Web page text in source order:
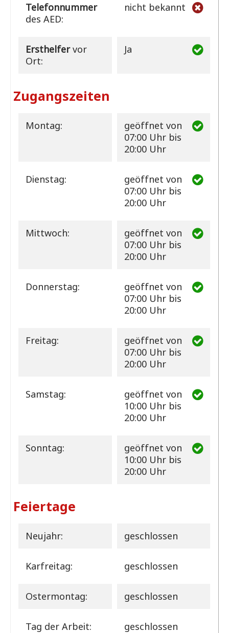
Telefonnummer
des AED:
nicht bekannt
Ersthelfervor
Ort:
Ja
Zugangszeiten
Montag: geöffnet von
07:00 Uhr bis
20:00 Uhr
Dienstag: geöffnet von
07:00 Uhr bis
20:00 Uhr
Mittwoch: geöffnet von
07:00 Uhr bis
20:00 Uhr
Donnerstag: geöffnet von
07:00 Uhr bis
20:00 Uhr
Freitag: geöffnet von
07:00 Uhr bis
20:00 Uhr
Samstag: geöffnet von
10:00 Uhr bis
20:00 Uhr
Sonntag: geöffnet von
10:00 Uhr bis
20:00 Uhr
Feiertage
Neujahr: geschlossen
Karfreitag: geschlossen
Ostermontag: geschlossen
Tag der Arbeit: geschlossen